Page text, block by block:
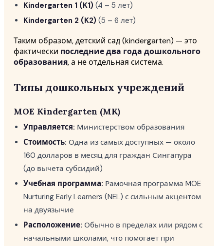
Kindergarten 1 (K1) (4 – 5 лет)
Kindergarten 2 (K2) (5 – 6 лет)
Таким образом, детский сад (kindergarten) — это
фактически последние два года дошкольного
образования, а не отдельная система.
Типы дошкольных учреждений
MOE Kindergarten (MK)
Управляется: Министерством образования
Стоимость: Одна из самых доступных — около
160 долларов в месяц для граждан Сингапура
(до вычета субсидий)
Учебная программа: Рамочная программа MOE
Nurturing Early Learners (NEL) с сильным акцентом
на двуязычие
Расположение: Обычно в пределах или рядом с
начальными школами, что помогает при